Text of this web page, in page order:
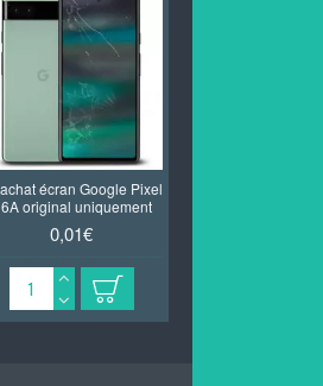
écran Google Pixel
6A original uniquement
0,01€